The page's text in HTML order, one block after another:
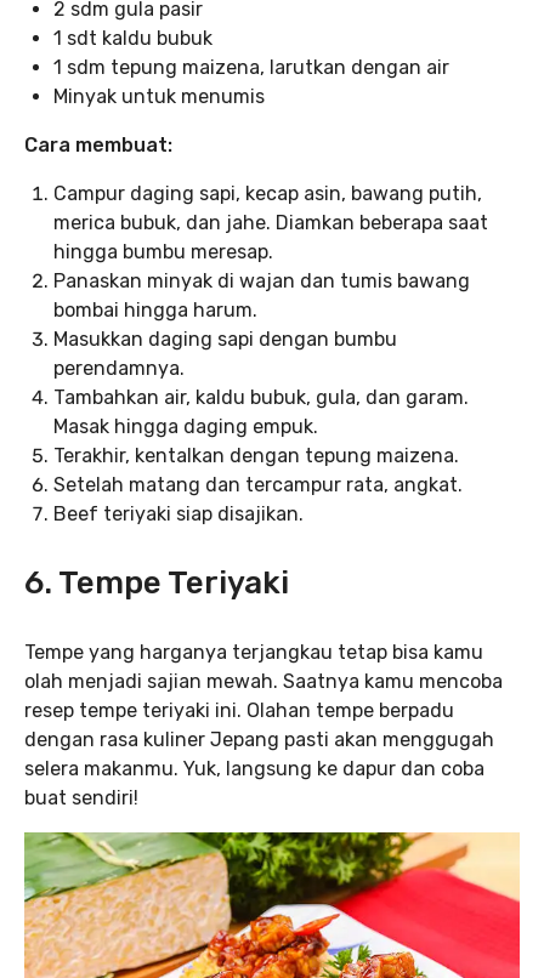
2 sdm gula pasir
1 sdt kaldu bubuk
1 sdm tepung maizena, larutkan dengan air
Minyak untuk menumis
Cara membuat:
Campur daging sapi, kecap asin, bawang putih,
merica bubuk, dan jahe. Diamkan beberapa saat
hingga bumbu meresap.
Panaskan minyak di wajan dan tumis bawang
bombai hingga harum.
Masukkan daging sapi dengan bumbu
perendamnya.
Tambahkan air, kaldu bubuk, gula, dan garam.
Masak hingga daging empuk.
Terakhir, kentalkan dengan tepung maizena.
Setelah matang dan tercampur rata, angkat.
Beef teriyaki siap disajikan.
6. Tempe Teriyaki
Tempe yang harganya terjangkau tetap bisa kamu
olah menjadi sajian mewah. Saatnya kamu mencoba
resep tempe teriyaki ini. Olahan tempe berpadu
dengan rasa kuliner Jepang pasti akan menggugah
selera makanmu. Yuk, langsung ke dapur dan coba
buat sendiri!